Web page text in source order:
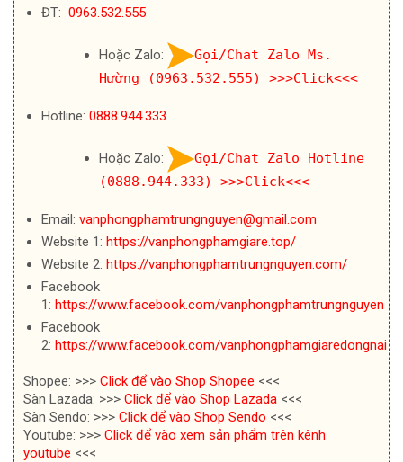
ĐT: 0963.532.555
Hoặc Zalo:
Gọi/Chat Zalo Ms.
Hường (0963.532.555)
>>>Click<<<
Hotline: 0888.944.333
Hoặc Zalo:
Gọi/Chat Zalo Hotline
(0888.944.333)
>>>Click<<<
Email: vanphongphamtrungnguyen@gmail.com
Website 1: https://vanphongphamgiare.top/
Website 2: https://vanphongphamtrungnguyen.com/
Facebook
1: https://www.facebook.com/vanphongphamtrungnguyen
Facebook
2: https://www.facebook.com/vanphongphamgiaredongnai
Shopee: >>> Click để vào Shop Shopee <<<
Sàn Lazada: >>> Click để vào Shop Lazada <<<
Sàn Sendo: >>> Click để vào Shop Sendo <<<
Youtube: >>> Click để vào xem sản phẩm trên kênh
youtube <<<